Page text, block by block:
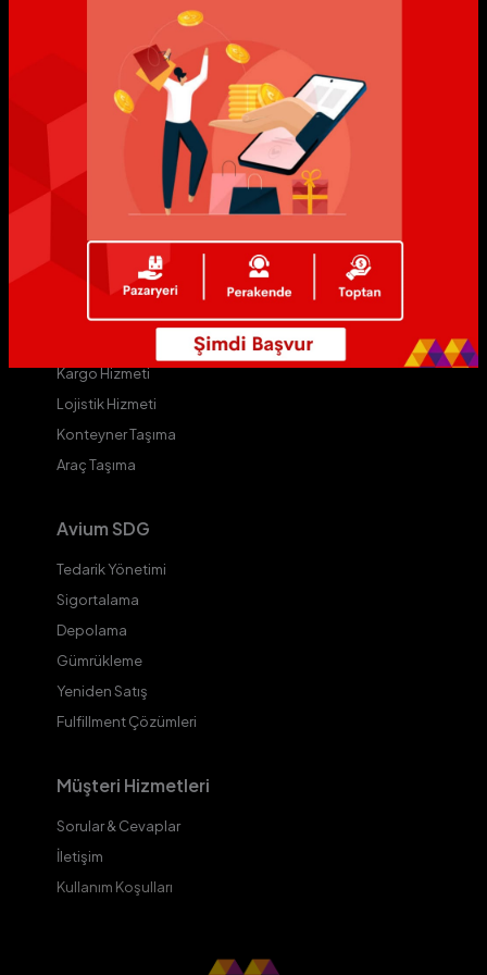
Avium
AVip
Yıldızlı Mağazalar
Avium D
Kargo Hizmeti
Lojistik Hizmeti
Konteyner Taşıma
Araç Taşıma
Avium SDG
Tedarik Yönetimi
Sigortalama
Depolama
Gümrükleme
Yeniden Satış
Fulfillment Çözümleri
Müşteri Hizmetleri
Sorular & Cevaplar
İletişim
Kullanım Koşulları